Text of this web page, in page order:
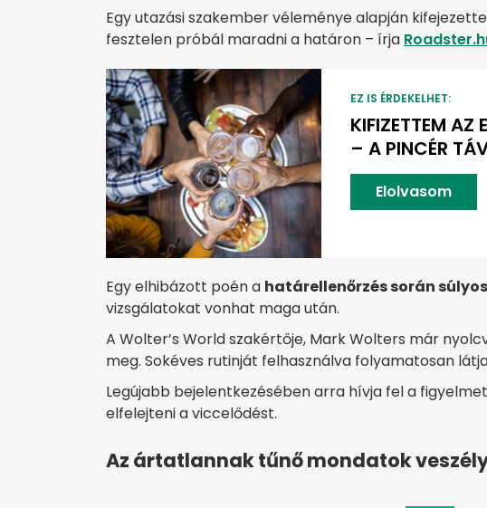
Egy utazási szakember véleménye alapján
fesztelen próbál maradni a határon – írja
EZ IS ÉRDEKELHET:
KIFIZETTEM AZ
– A PINCÉR
Elolvasom
Egy elhibázott poén a határellenőrzés során
vizsgálatokat vonhat maga után.
A Wolter’s World szakértője, Mark Wolters már
meg. Sokéves rutinját felhasználva folyamatosan
Legújabb bejelentkezésében arra hívja fel a
elfelejteni a viccelődést.
Az ártatlannak tűnő mondatok